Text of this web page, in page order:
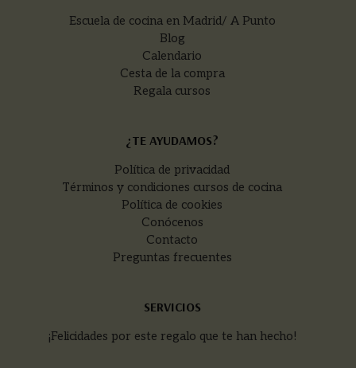
Escuela de cocina en Madrid/ A Punto
Blog
Calendario
Cesta de la compra
Regala cursos
¿TE AYUDAMOS?
Política de privacidad
Términos y condiciones cursos de cocina
Política de cookies
Conócenos
Contacto
Preguntas frecuentes
SERVICIOS
¡Felicidades por este regalo que te han hecho!